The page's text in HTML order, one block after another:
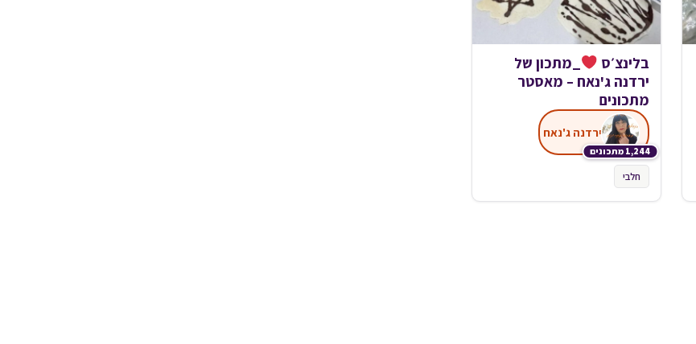
בלינצ׳ס
_מתכון של
ירדנה ג'נאח – מאסטר
מתכונים
1,244 מתכונים
ירדנה ג'נאח
חלבי